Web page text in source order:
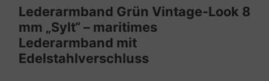
Lederarmband Grün Vintage-Look 8
mm „Sylt“ – maritimes
Lederarmband mit
Edelstahlverschluss